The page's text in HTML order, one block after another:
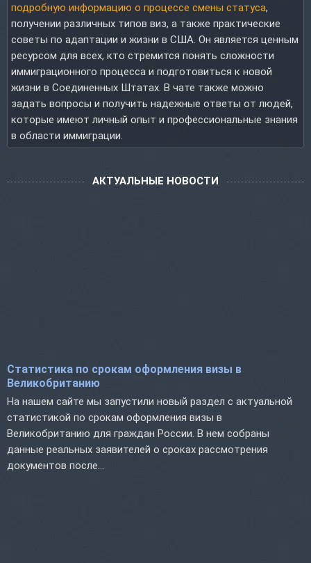
подробную информацию о процессе смены статуса,
получении различных типов виз, а также практические
советы по адаптации и жизни в США. Он является ценным
ресурсом для всех, кто стремится понять сложности
иммиграционного процесса и подготовиться к новой
жизни в Соединенных Штатах. В чате также можно
задать вопросы и получить надежные ответы от людей,
которые имеют личный опыт и профессиональные знания
в области иммиграции.
АКТУАЛЬНЫЕ НОВОСТИ
Статистика по срокам оформления визы в
Великобританию
На нашем сайте мы запустили новый раздел с актуальной
статистикой по срокам оформления визы в
Великобританию для граждан России. В нем собраны
данные реальных заявителей о сроках рассмотрения
документов после...